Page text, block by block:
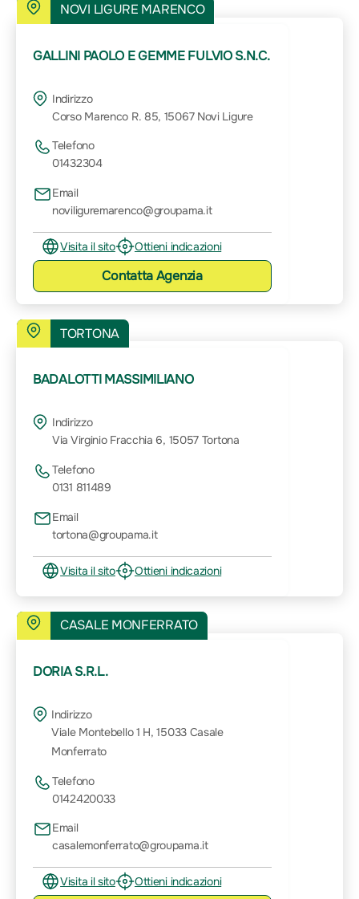
NOVI LIGURE MARENCO
GALLINI PAOLO E GEMME FULVIO S.N.C.
Indirizzo
Corso Marenco R. 85, 15067 Novi Ligure
Telefono
01432304
Email
noviliguremarenco@groupama.it
Visita il sito Ottieni indicazioni
ContattaAgenzia
TORTONA
BADALOTTI MASSIMILIANO
Indirizzo
Via Virginio Fracchia 6, 15057 Tortona
Telefono
0131 811489
Email
tortona@groupama.it
Visita il sito Ottieni indicazioni
CASALE MONFERRATO
DORIA S.R.L.
Indirizzo
Viale Montebello 1 H, 15033 Casale
Monferrato
Telefono
0142420033
Email
casalemonferrato@groupama.it
Visita il sito Ottieni indicazioni